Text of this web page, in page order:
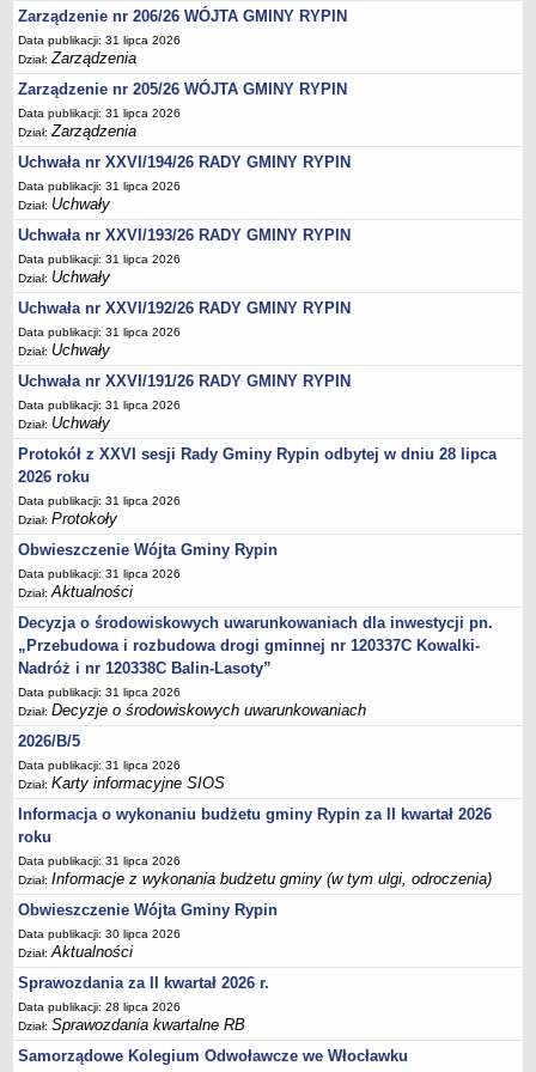
Sesje Rady Gminy Rypin
PRAWO LOKALNE
Statut
Strategia rozwoju
Uchwały
Projekty uchwał
Protokoły
Imienne wykazy głosowań radnych
Akty Prawne, Dzienniki Ustaw, Monitory Polskie
Prawo miejscowe
Zarządzenia
Studium uwarunkowań i kierunków zagospodarowania
Dane przestrzenne - MPZP
Stałe obwody głosowania, numery, granice oraz siedziby
obwodowych komisji wyborczych, opis granic okręgów wyborczych
Plan ogólny gminy Rypin
FINANSE GMINY
Zmiany budżetu
Wieloletnia Prognoza Finansowa
Majątek gminy
Majątek jednostek organizacyjnych
Dług publiczny
Realizacja inwestycji
Sprawozdania z wykonania budżetu
Sprawozdania kwartalne RB
Sprawozdania finansowe
Informacje z wykonania budżetu gminy (w tym ulgi, odroczenia)
Interpretacje indywidualne
SPRAWY DO ZAŁATWIENIA
BUDOWA PRZYDOMOWYCH OCZYSZCZALNI ŚCIEKÓW -
DOFINANSOWANIE
Preferencyjny zakup węgla
Wykaz spraw
Zarządzenie nr 206/26 WÓJTA GMINY RYPIN
Data publikacji: 31 lipca 2026
Dział:Zarządzenia
Zarządzenie nr 205/26 WÓJTA GMINY RYPIN
Data publikacji: 31 lipca 2026
Dział:Zarządzenia
Uchwała nr XXVI/194/26 RADY GMINY RYPIN
Data publikacji: 31 lipca 2026
Dział: Uchwały
Uchwała nr XXVI/193/26 RADY GMINY RYPIN
Data publikacji: 31 lipca 2026
Dział: Uchwały
Uchwała nr XXVI/192/26 RADY GMINY RYPIN
Data publikacji: 31 lipca 2026
Dział: Uchwały
Uchwała nr XXVI/191/26 RADY GMINY RYPIN
Data publikacji: 31 lipca 2026
Dział: Uchwały
Protokół z XXVI sesji Rady Gminy Rypin odbytej w dniu 28 lipca
2026 roku
Data publikacji: 31 lipca 2026
Dział:Protokoły
Obwieszczenie Wójta Gminy Rypin
Data publikacji: 31 lipca 2026
Dział:Aktualności
Decyzja o środowiskowych uwarunkowaniach dla inwestycji pn.
„Przebudowa i rozbudowa drogi gminnej nr 120337C Kowalki-
Nadróż i nr 120338C Balin-Lasoty”
Data publikacji: 31 lipca 2026
Dział:Decyzje o środowiskowych uwarunkowaniach
2026/B/5
Data publikacji: 31 lipca 2026
Dział:Karty informacyjne SIOS
Informacja o wykonaniu budżetu gminy Rypin za II kwartał 2026
roku
Data publikacji: 31 lipca 2026
Dział:Informacje z wykonania budżetu gminy (w tym ulgi, odroczenia)
Obwieszczenie Wójta Gminy Rypin
Data publikacji: 30 lipca 2026
Dział:Aktualności
Sprawozdania za II kwartał 2026 r.
Data publikacji: 28 lipca 2026
Dział:Sprawozdania kwartalne RB
Samorządowe Kolegium Odwoławcze we Włocławku